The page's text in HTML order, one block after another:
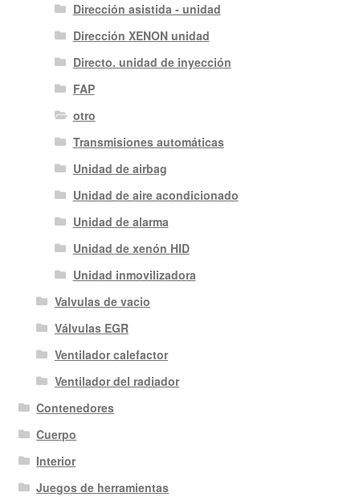
Dirección asistida - unidad
Dirección XENON unidad
Directo. unidad de inyección
FAP
otro
Transmisiones automáticas
Unidad de airbag
Unidad de aire acondicionado
Unidad de alarma
Unidad de xenón HID
Unidad inmovilizadora
Valvulas de vacio
Válvulas EGR
Ventilador calefactor
Ventilador del radiador
Contenedores
Cuerpo
Interior
Juegos de herramientas